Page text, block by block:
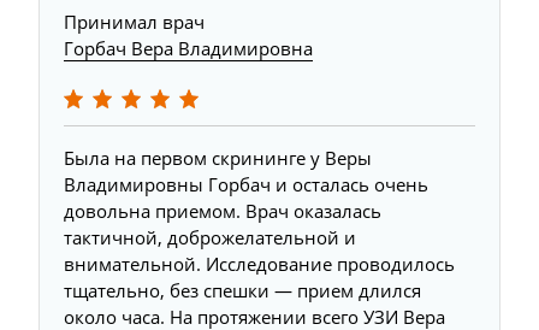
Принимал врач
Горбач Вера Владимировна
Была на первом скрининге у Веры
Владимировны Горбач и осталась очень
довольна приемом. Врач оказалась
тактичной, доброжелательной и
внимательной. Исследование проводилось
тщательно, без спешки — прием длился
около часа. На протяжении всего УЗИ Вера